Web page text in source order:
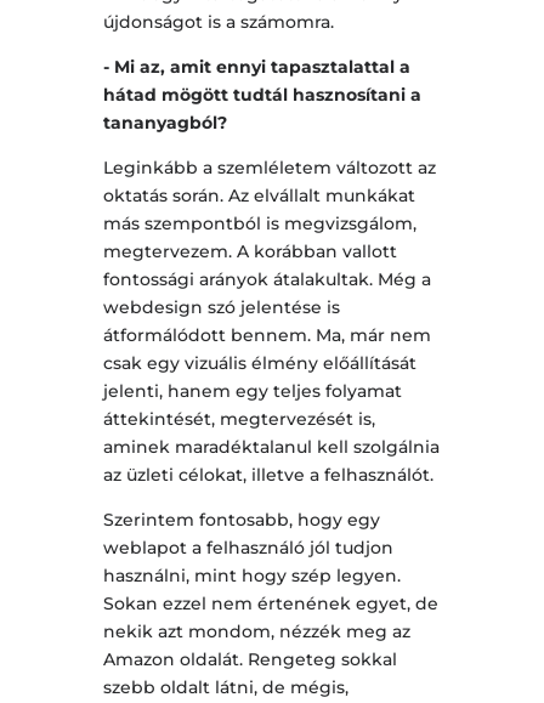
újdonságot is a számomra.
- Mi az, amit ennyi tapasztalattal a
hátad mögött tudtál hasznosítani a
tananyagból?
Leginkább a szemléletem változott az
oktatás során. Az elvállalt munkákat
más szempontból is megvizsgálom,
megtervezem. A korábban vallott
fontossági arányok átalakultak. Még a
webdesign szó jelentése is
átformálódott bennem. Ma, már nem
csak egy vizuális élmény előállítását
jelenti, hanem egy teljes folyamat
áttekintését, megtervezését is,
aminek maradéktalanul kell szolgálnia
az üzleti célokat, illetve a felhasználót.
Szerintem fontosabb, hogy egy
weblapot a felhasználó jól tudjon
használni, mint hogy szép legyen.
Sokan ezzel nem értenének egyet, de
nekik azt mondom, nézzék meg az
Amazon oldalát. Rengeteg sokkal
szebb oldalt látni, de mégis,